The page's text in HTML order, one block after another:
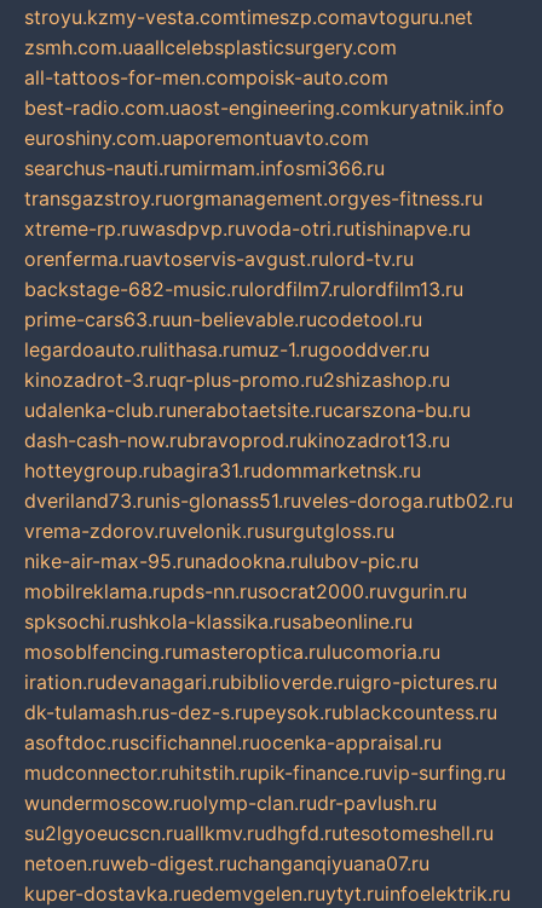
stroyu.kzmy-vesta.comtimeszp.comavtoguru.net
zsmh.com.uaallcelebsplasticsurgery.com
all-tattoos-for-men.compoisk-auto.com
best-radio.com.uaost-engineering.comkuryatnik.info
euroshiny.com.uaporemontuavto.com
searchus-nauti.rumirmam.infosmi366.ru
transgazstroy.ruorgmanagement.orgyes-fitness.ru
xtreme-rp.ruwasdpvp.ruvoda-otri.rutishinapve.ru
orenferma.ruavtoservis-avgust.rulord-tv.ru
backstage-682-music.rulordfilm7.rulordfilm13.ru
prime-cars63.ruun-believable.rucodetool.ru
legardoauto.rulithasa.rumuz-1.rugooddver.ru
kinozadrot-3.ruqr-plus-promo.ru2shizashop.ru
udalenka-club.runerabotaetsite.rucarszona-bu.ru
dash-cash-now.rubravoprod.rukinozadrot13.ru
hotteygroup.rubagira31.rudommarketnsk.ru
dveriland73.runis-glonass51.ruveles-doroga.rutb02.ru
vrema-zdorov.ruvelonik.rusurgutgloss.ru
nike-air-max-95.runadookna.rulubov-pic.ru
mobilreklama.rupds-nn.rusocrat2000.ruvgurin.ru
spksochi.rushkola-klassika.rusabeonline.ru
mosoblfencing.rumasteroptica.rulucomoria.ru
iration.rudevanagari.rubiblioverde.ruigro-pictures.ru
dk-tulamash.rus-dez-s.rupeysok.rublackcountess.ru
asoftdoc.ruscifichannel.ruocenka-appraisal.ru
mudconnector.ruhitstih.rupik-finance.ruvip-surfing.ru
wundermoscow.ruolymp-clan.rudr-pavlush.ru
su2lgyoeucscn.ruallkmv.rudhgfd.rutesotomeshell.ru
netoen.ruweb-digest.ruchanganqiyuana07.ru
kuper-dostavka.ruedemvgelen.ruytyt.ruinfoelektrik.ru